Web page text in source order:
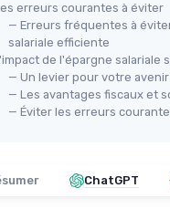
erreurs courantes à éviter
— Erreurs fréquentes à
salariale efficiente
de l'épargne salariale
— Un levier pour votre
— Les avantages fiscaux et
— Éviter les erreurs
ChatGPT